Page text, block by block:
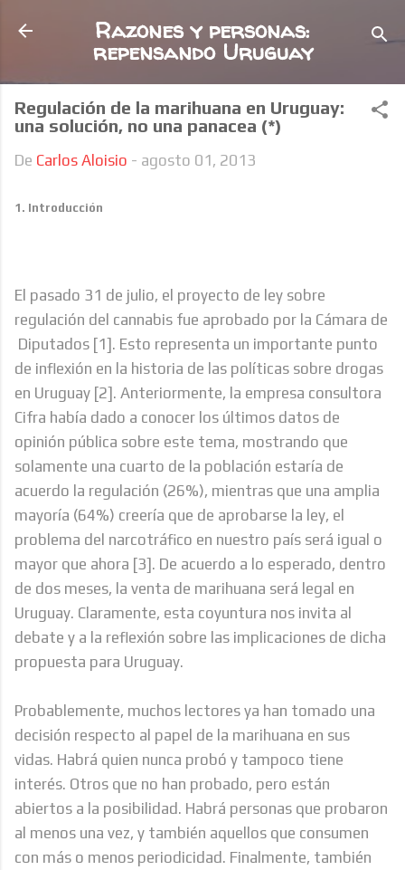
Ir al contenido principal
Razones y personas:
repensando Uruguay
Regulación de la marihuana en Uruguay:
una solución, no una panacea (*)
De Carlos Aloisio - agosto 01, 2013
1. Introducción
El pasado 31 de julio, el proyecto de ley sobre
regulación del cannabis fue aprobado por la Cámara de
Diputados [1]. Esto representa un importante punto
de inflexión en la historia de las políticas sobre drogas
en Uruguay [2]. Anteriormente, la empresa consultora
Cifra había dado a conocer los últimos datos de
opinión pública sobre este tema, mostrando que
solamente una cuarto de la población estaría de
acuerdo la regulación (26%), mientras que una amplia
mayoría (64%) creería que de aprobarse la ley, el
problema del narcotráfico en nuestro país será igual o
mayor que ahora [3]. De acuerdo a lo esperado, dentro
de dos meses, la venta de marihuana será legal en
Uruguay. Claramente, esta coyuntura nos invita al
debate y a la reflexión sobre las implicaciones de dicha
propuesta para Uruguay.
Probablemente, muchos lectores ya han tomado una
decisión respecto al papel de la marihuana en sus
vidas. Habrá quien nunca probó y tampoco tiene
interés. Otros que no han probado, pero están
abiertos a la posibilidad. Habrá personas que probaron
al menos una vez, y también aquellos que consumen
con más o menos periodicidad. Finalmente, también